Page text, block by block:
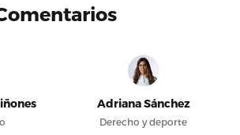
Adriana Sánchez
Derecho y deporte